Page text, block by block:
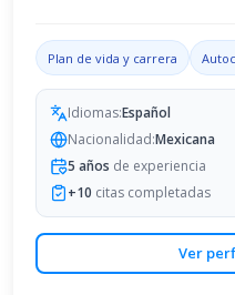
Conflictos de pareja
Plan de vida y carrera
Idiomas:Español
Nacionalidad:Mexicana
5 años de experiencia
+10 citas completadas
Ver